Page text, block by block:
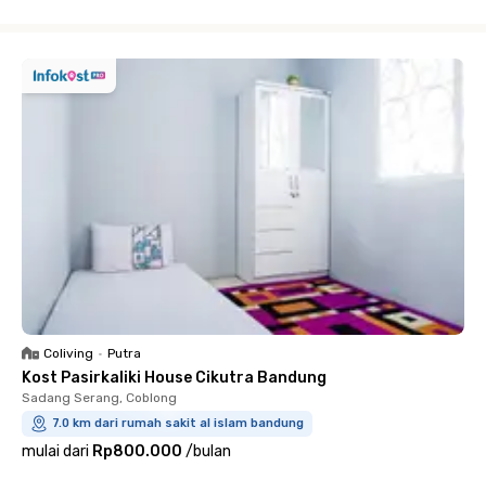
Coliving • Putra
Kost Pasirkaliki House Cikutra Bandung
Sadang Serang, Coblong
7.0 km dari rumah sakit al islam bandung
mulai dari Rp800.000 /bulan